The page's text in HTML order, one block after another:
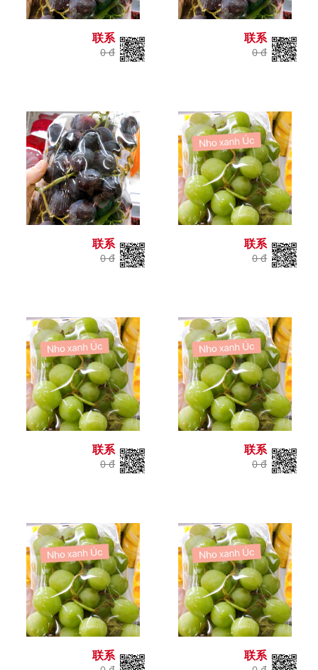
联系
0 đ
联系
0 đ
联系
0 đ
联系
0 đ
联系
0 đ
联系
0 đ
联系 联系